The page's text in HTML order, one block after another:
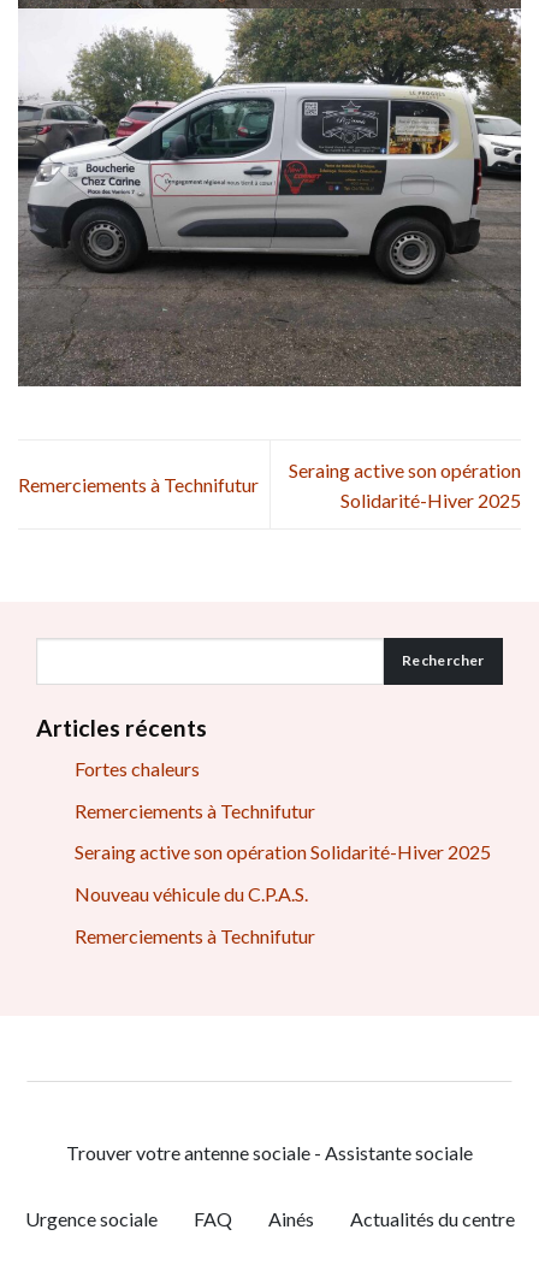
Remerciements à Technifutur
Seraing active son opération
Solidarité-Hiver 2025
Rechercher
Articles récents
Fortes chaleurs
Remerciements à Technifutur
Seraing active son opération Solidarité-Hiver 2025
Nouveau véhicule du C.P.A.S.
Remerciements à Technifutur
Trouver votre antenne sociale - Assistante sociale
Urgence sociale FAQ Ainés Actualités du centre